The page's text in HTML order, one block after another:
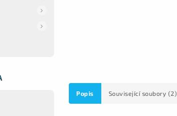
Popis Související soubory (2)